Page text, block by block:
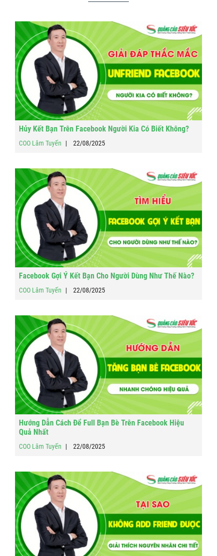
Hủy Kết Bạn Trên Facebook Người Kia Có Biết Không?
COO Lâm Tuyến 22/08/2025
Facebook Gợi Ý Kết Bạn Cho Người Dùng Như Thế Nào?
COO Lâm Tuyến 22/08/2025
Hướng Dẫn Cách Để Full Bạn Bè Trên Facebook Hiệu
Quả Nhất
COO Lâm Tuyến 22/08/2025